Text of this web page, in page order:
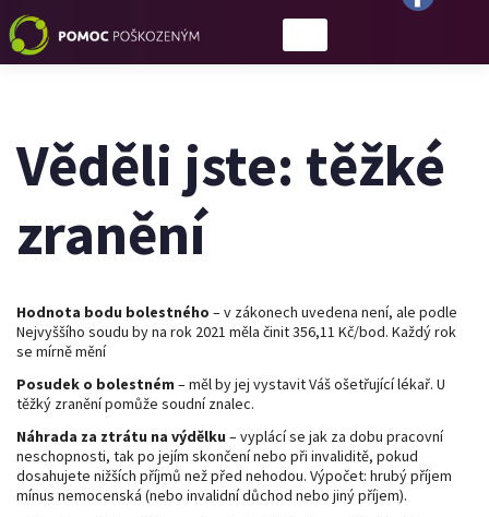
Věděli jste: těžké
zranění
Hodnota bodu bolestného – v zákonech uvedena není, ale podle
Nejvyššího soudu by na rok 2021 měla činit 356,11 Kč/bod. Každý rok
se mírně mění
Posudek o bolestném – měl by jej vystavit Váš ošetřující lékař. U
těžký zranění pomůže soudní znalec.
Náhrada za ztrátu na výdělku – vyplácí se jak za dobu pracovní
neschopnosti, tak po jejím skončení nebo při invaliditě, pokud
dosahujete nižších příjmů než před nehodou. Výpočet: hrubý příjem
mínus nemocenská (nebo invalidní důchod nebo jiný příjem).